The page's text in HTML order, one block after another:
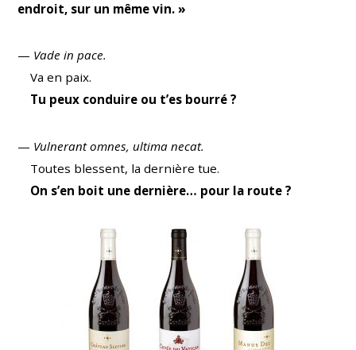
endroit, sur un même vin. »
— Vade in pace.
Va en paix.
Tu peux conduire ou t’es bourré ?
— Vulnerant omnes, ultima necat.
Toutes blessent, la dernière tue.
On s’en boit une dernière… pour la route ?